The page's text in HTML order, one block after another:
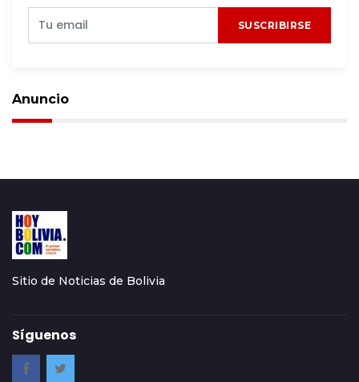
SUSCRIBIRSE
Anuncio
Sitio de Noticias de Bolivia
Síguenos